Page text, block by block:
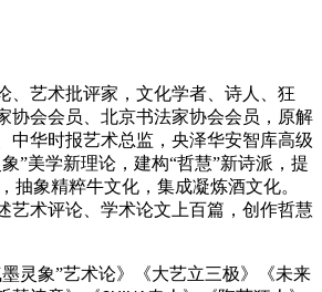
、艺术批评家，文化学者、诗人、狂
协会会员、北京书法家协会会员，原解
中华时报艺术总监，央泽华安智库高级
”美学新理论，建构“哲慧”新诗派，提
抽象精粹牛文化，集成凝炼酒文化。
艺术评论、学术论文上百篇，创作哲慧
墨灵象”艺术论》《大艺立三极》《未来